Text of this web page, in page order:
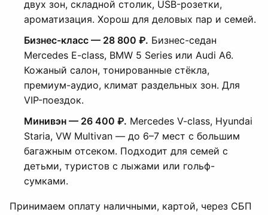
двух зон, складной столик, USB-розетки,
ароматизация. Хорош для деловых пар и семей.
Бизнес-класс — 28 800 ₽. Бизнес-седан
Mercedes E-class, BMW 5 Series или Audi A6.
Кожаный салон, тонированные стёкла,
премиум-аудио, климат раздельных зон. Для
VIP-поездок.
Минивэн — 26 400 ₽. Mercedes V-class, Hyundai
Staria, VW Multivan — до 6–7 мест с большим
багажным отсеком. Подходит для семей с
детьми, туристов с лыжами или гольф-
сумками.
Принимаем оплату наличными, картой, через СБП